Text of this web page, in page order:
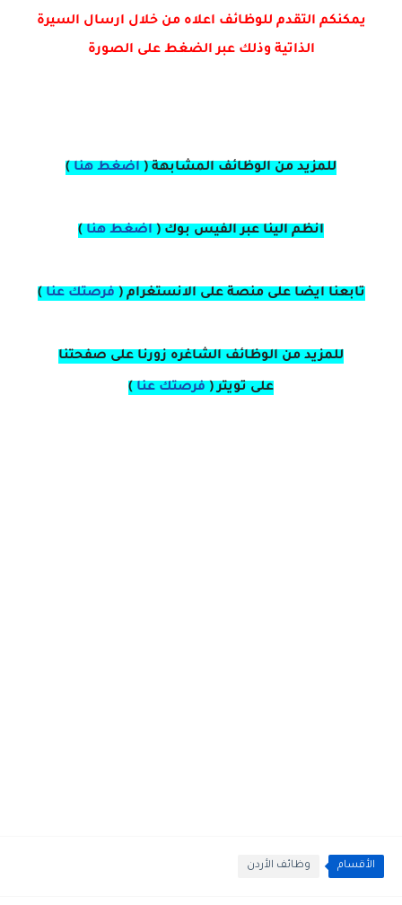
يمكنكم التقدم للوظائف اعلاه من خلال ارسال السيرة
الذاتية وذلك عبر الضغط على الصورة
للمزيد من الوظائف المشابهة ( اضغط هنا )
انظم الينا عبر الفيس بوك ( اضغط هنا )
تابعنا ايضا على منصة على الانستغرام ( فرصتك عنا )
للمزيد من الوظائف الشاغره زورنا على صفحتنا
على تويتر( فرصتك عنا )
الأقسام وظائف الأردن